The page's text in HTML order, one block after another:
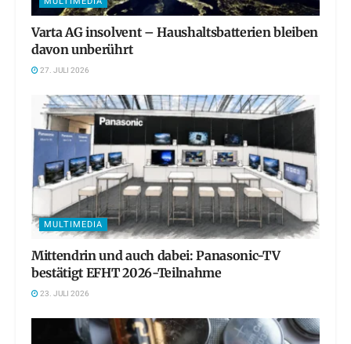
Varta AG insolvent – Haushaltsbatterien bleiben
davon unberührt
27. JULI 2026
MULTIMEDIA
Mittendrin und auch dabei: Panasonic-TV
bestätigt EFHT 2026-Teilnahme
23. JULI 2026